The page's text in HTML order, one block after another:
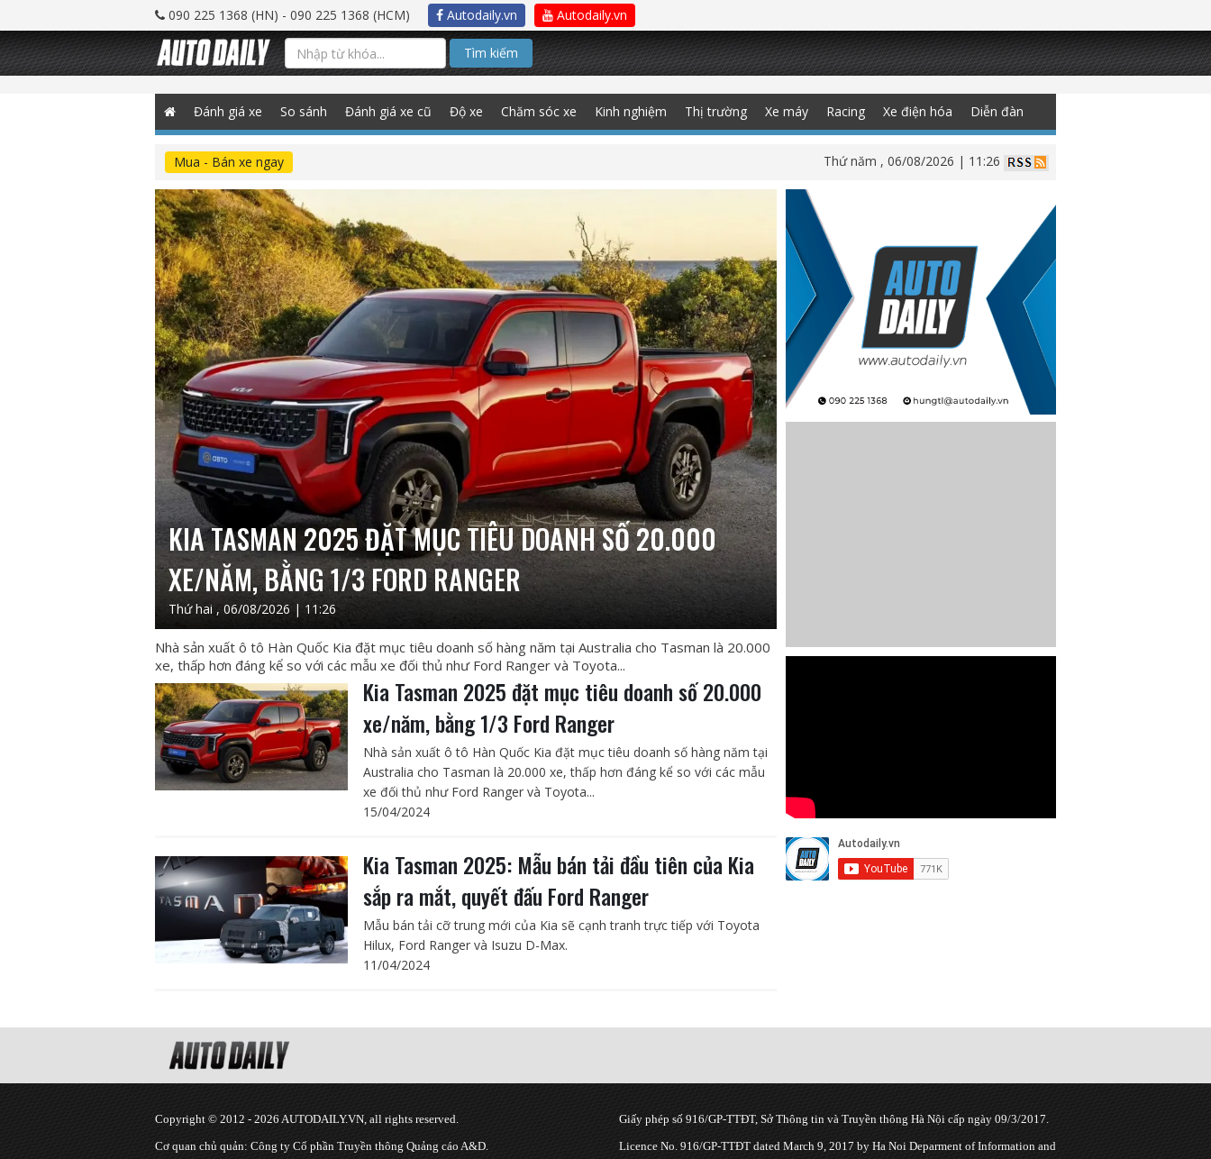
090 225 1368 (HN) - 090 225 1368 (HCM) Autodaily.vn Autodaily.vn
Tìm kiếm
Đánh giá xe So sánh Đánh giá xe cũ Độ xe Chăm sóc xe Kinh nghiệm Thị trường Xe máy Racing Xe điện hóa Diễn đàn
Mua - Bán xe ngay Thứ năm , 06/08/2026 | 11:26
KIA TASMAN 2025 ĐẶT MỤC TIÊU DOANH SỐ 20.000
XE/NĂM, BẰNG 1/3 FORD RANGER
Thứ hai , 06/08/2026 | 11:26
Nhà sản xuất ô tô Hàn Quốc Kia đặt mục tiêu doanh số hàng năm tại Australia cho Tasman là 20.000
xe, thấp hơn đáng kể so với các mẫu xe đối thủ như Ford Ranger và Toyota...
Kia Tasman 2025 đặt mục tiêu doanh số 20.000
xe/năm, bằng 1/3 Ford Ranger
Nhà sản xuất ô tô Hàn Quốc Kia đặt mục tiêu doanh số hàng năm tại
Australia cho Tasman là 20.000 xe, thấp hơn đáng kể so với các mẫu
xe đối thủ như Ford Ranger và Toyota...
15/04/2024
Kia Tasman 2025: Mẫu bán tải đầu tiên của Kia
sắp ra mắt, quyết đấu Ford Ranger
Mẫu bán tải cỡ trung mới của Kia sẽ cạnh tranh trực tiếp với Toyota
Hilux, Ford Ranger và Isuzu D-Max.
11/04/2024
Copyright © 2012 - 2026 AUTODAILY.VN, all rights reserved.
Cơ quan chủ quản: Công ty Cổ phần Truyền thông Quảng cáo A&D.
Giấy phép số 916/GP-TTĐT, Sở Thông tin và Truyền thông Hà Nội cấp ngày 09/3/2017.
Licence No. 916/GP-TTĐT dated March 9, 2017 by Ha Noi Deparment of Information and